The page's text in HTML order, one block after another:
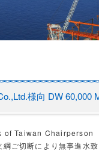
様向 DW 60,000
of Taiwan Chairperson
ご切断により無事進水致